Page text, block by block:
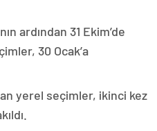
ardından 31 Ekim’de
30 Ocak’a
yerel seçimler, ikinci kez